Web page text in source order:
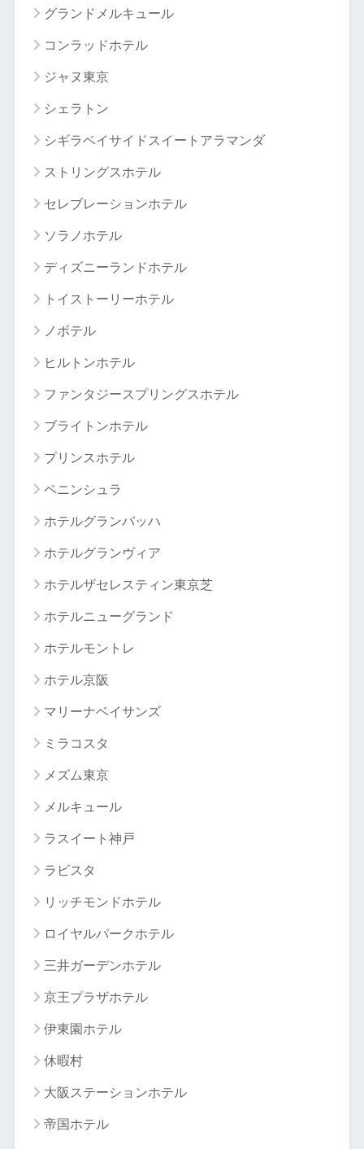
グランドメルキュール
コンラッドホテル
ジャヌ東京
シェラトン
シギラベイサイドスイートアラマンダ
ストリングスホテル
セレブレーションホテル
ソラノホテル
ディズニーランドホテル
トイストーリーホテル
ノボテル
ヒルトンホテル
ファンタジースプリングスホテル
ブライトンホテル
プリンスホテル
ペニンシュラ
ホテルグランバッハ
ホテルグランヴィア
ホテルザセレスティン東京芝
ホテルニューグランド
ホテルモントレ
ホテル京阪
マリーナベイサンズ
ミラコスタ
メズム東京
メルキュール
ラスイート神戸
ラビスタ
リッチモンドホテル
ロイヤルパークホテル
三井ガーデンホテル
京王プラザホテル
伊東園ホテル
休暇村
大阪ステーションホテル
帝国ホテル